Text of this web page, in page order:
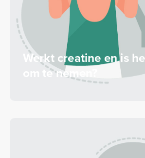
Werkt creatine en is
om te nemen?